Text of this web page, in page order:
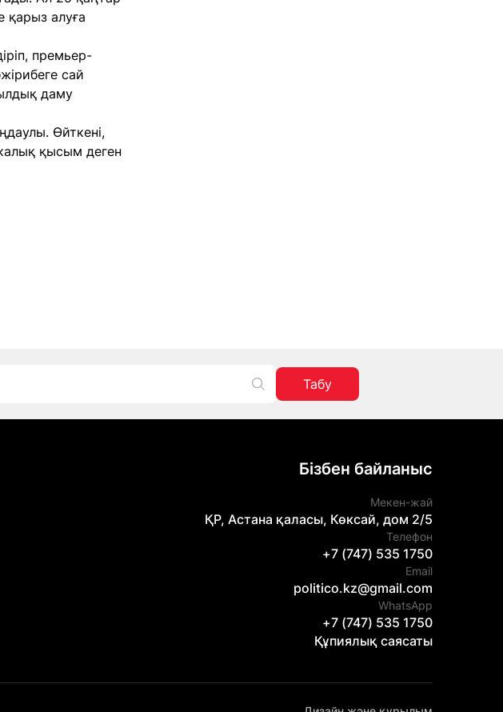
алуға
премьер-
сай
даму
Өйткені,
қысым деген
Табу
Бізбен байланыс
Мекен-жай
ҚР, Астана қаласы, Көксай, дом 2/5
Телефон
+7 (747) 535 1750
Email
politico.kz@gmail.com
WhatsApp
+7 (747) 535 1750
Құпиялық саясаты